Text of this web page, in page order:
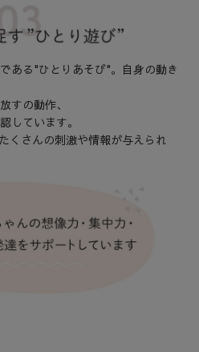
ある"ひとりあそび"。自身の動き
すの動作、
しています。
くさんの刺激や情報が与えられ